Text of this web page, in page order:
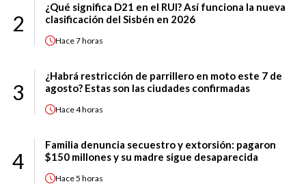
2
¿Qué significa D21 en el RUI? Así funciona la nueva
clasificación del Sisbén en 2026
Hace7 horas
3
¿Habrá restricción de parrillero en moto este 7 de
agosto? Estas son las ciudades confirmadas
Hace4 horas
4
Familia denuncia secuestro y extorsión: pagaron
$150 millones y su madre sigue desaparecida
Hace5 horas